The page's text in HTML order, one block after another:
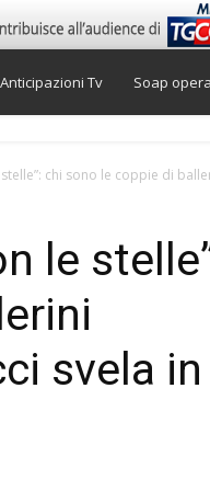
Anticipazioni Tv Soap opera
chi sono le coppie di
le
svela in